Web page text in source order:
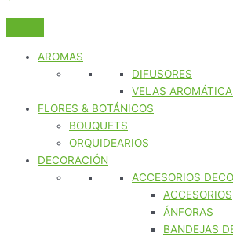
AROMAS
DIFUSORES
VELAS
FLORES & BOTÁNICOS
BOUQUETS
ORQUIDEARIOS
DECORACIÓN
ACCESORIOS
ACCESORIOS
ÁNFORAS
BANDEJAS